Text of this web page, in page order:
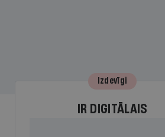
Izdevīgi
IR DIGITĀLAIS